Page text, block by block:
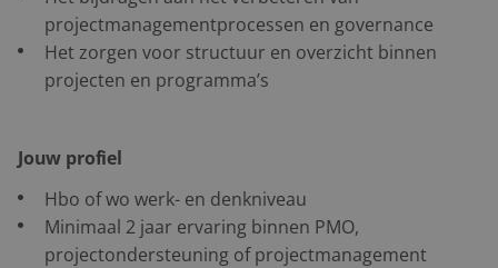
projectmanagementprocessen en governance
Het zorgen voor structuur en overzicht binnen
projecten en programma’s
Jouw profiel
Hbo of wo werk- en denkniveau
Minimaal 2 jaar ervaring binnen PMO,
projectondersteuning of projectmanagement